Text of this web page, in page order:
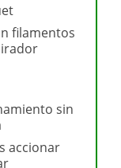
filamentos
sin
accionar